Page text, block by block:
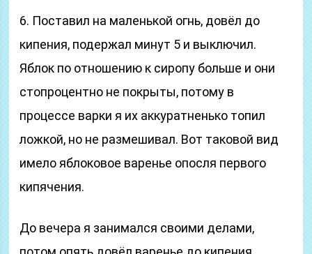
6. Поставил на маленькой огнь, довёл до
кипения, подержал минут 5 и выключил.
Яблок по отношению к сиропу больше и они
стопроцентно не покрыты, потому в
процессе варки я их аккуратненько топил
ложкой, но не размешивал. Вот таковой вид
имело яблоковое варенье опосля первого
кипячения.
До вечера я занимался своими делами,